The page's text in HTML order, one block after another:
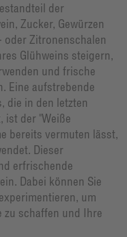
der
Zucker, Gewürzen
oder Zitronenschalen
Glühweins steigern,
und frische
Eine aufstrebende
die in den letzten
ist der "Weiße
bereits vermuten lässt,
Dieser
erfrischende
Dabei können Sie
um
schaffen und Ihre